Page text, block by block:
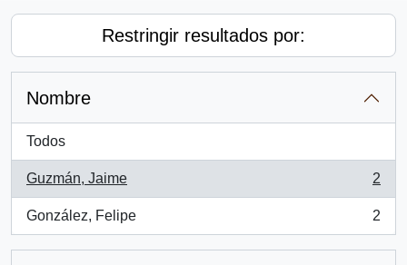
Restringir resultados por:
Nombre
Todos
Guzmán, Jaime
, 2 resultados
2
González, Felipe
, 2 resultados
2